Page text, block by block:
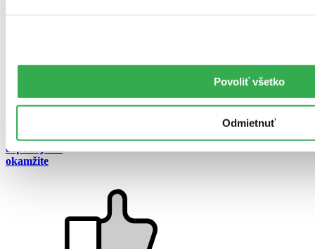
Povoliť všetko
Odmietnuť
Tovar skladom
expedujeme
okamžite